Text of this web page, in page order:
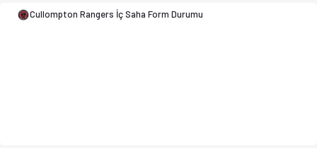
Cullompton Rangers İç Saha Form Durumu